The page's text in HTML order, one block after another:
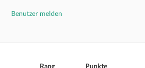
Benutzer melden
Rang Punkte